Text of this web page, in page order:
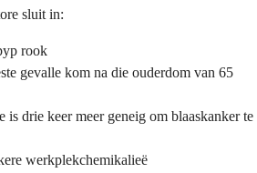
sluit in:
rook
gevalle kom na die ouderdom van 65
is drie keer meer geneig om blaaskanker te
werkplekchemikalieë